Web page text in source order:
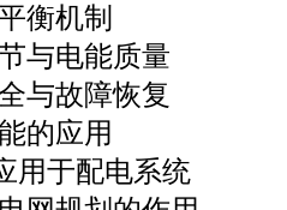
衡机制
电能质量
故障恢复
的应用
于配电系统